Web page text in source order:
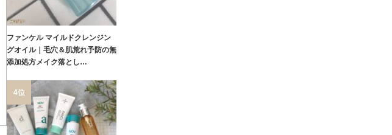
ファンケル マイルドクレンジン
グオイル｜毛穴＆肌荒れ予防の無
添加処方メイク落とし…
4位